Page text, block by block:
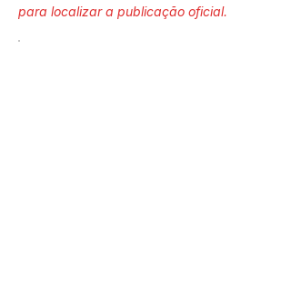
para localizar a publicação oficial.